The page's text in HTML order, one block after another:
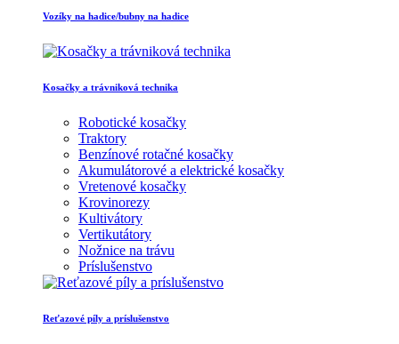
Vozíky na hadice/bubny na hadice
Kosačky a trávniková technika
Robotické kosačky
Traktory
Benzínové rotačné kosačky
Akumulátorové a elektrické kosačky
Vretenové kosačky
Krovinorezy
Kultivátory
Vertikutátory
Nožnice na trávu
Príslušenstvo
Reťazové píly a príslušenstvo